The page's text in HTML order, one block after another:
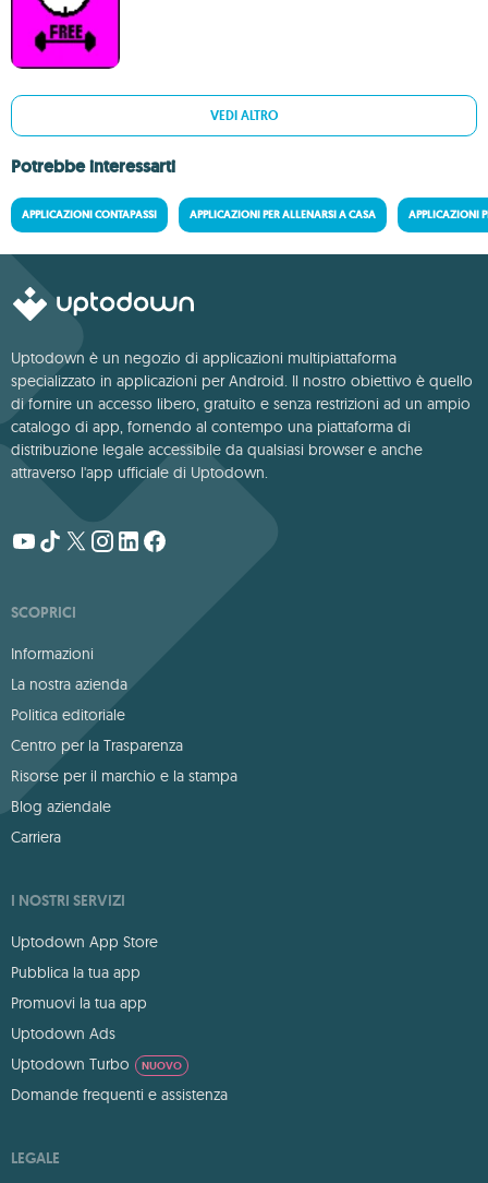
VEDI ALTRO
Potrebbe interessarti
APPLICAZIONI CONTAPASSI APPLICAZIONI PER ALLENARSI A CASA APPLICAZIONI
Uptodown è un negozio di applicazioni multipiattaforma
specializzato in applicazioni per Android. Il nostro obiettivo è quello
di fornire un accesso libero, gratuito e senza restrizioni ad un ampio
catalogo di app, fornendo al contempo una piattaforma di
distribuzione legale accessibile da qualsiasi browser e anche
attraverso l'app ufficiale di Uptodown.
SCOPRICI
Informazioni
La nostra azienda
Politica editoriale
Centro per la Trasparenza
Risorse per il marchio e la stampa
Blog aziendale
Carriera
I NOSTRI SERVIZI
Uptodown App Store
Pubblica la tua app
Promuovi la tua app
Uptodown Ads
Uptodown Turbo
NUOVO
Domande frequenti e assistenza
LEGALE